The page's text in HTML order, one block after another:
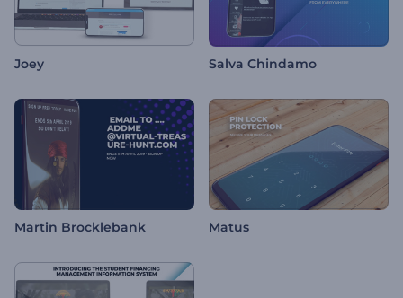
Joey Salva Chindamo
Martin Brocklebank Matus